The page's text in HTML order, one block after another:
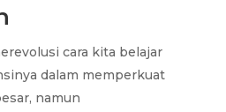
cara kita belajar
dalam memperkuat
namun